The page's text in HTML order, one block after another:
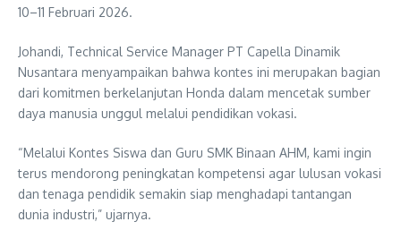
10–11 Februari 2026.
Johandi, Technical Service Manager PT Capella Dinamik
Nusantara menyampaikan bahwa kontes ini merupakan bagian
dari komitmen berkelanjutan Honda dalam mencetak sumber
daya manusia unggul melalui pendidikan vokasi.
“Melalui Kontes Siswa dan Guru SMK Binaan AHM, kami ingin
terus mendorong peningkatan kompetensi agar lulusan vokasi
dan tenaga pendidik semakin siap menghadapi tantangan
dunia industri,” ujarnya.